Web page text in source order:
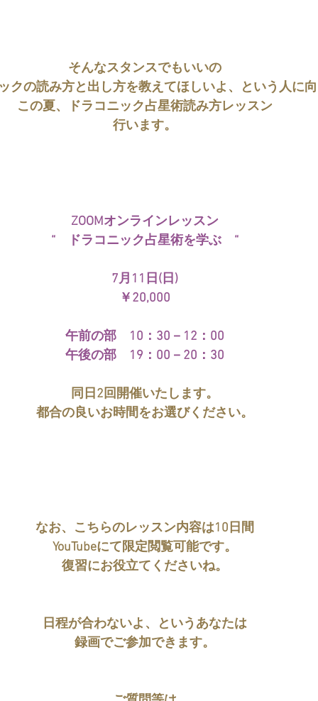
そんなスタンスでもいいの
クの読み方と出し方を教えてほしいよ、という人に
この夏、ドラコニック占星術読み方レッスン
行います。
ZOOMオンラインレッスン
“　ドラコニック占星術を学ぶ　“
7月11日(日)
￥20,000
午前の部　10：30－12：00
午後の部　19：00－20：30
同日2回開催いたします。
都合の良いお時間をお選びください。
なお、こちらのレッスン内容は10日間
YouTubeにて限定閲覧可能です。
復習にお役立てくださいね。
日程が合わないよ、というあなたは
録画でご参加できます。